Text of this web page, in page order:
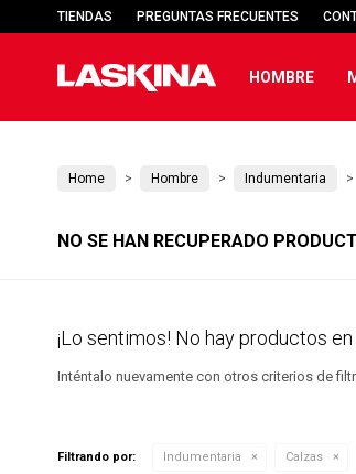
HOMBRE
TIENDAS PREGUNTAS FRECUENTES
Home Hombre Indumentaria
NO SE HAN RECUPERADO
¡Lo sentimos! No hay productos
Inténtalo nuevamente con otros criterios de
Filtrando por: Indumentaria Calzas